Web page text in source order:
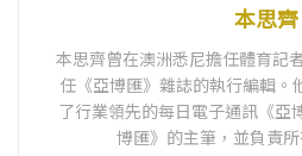
本思齊
本思齊曾在澳洲悉尼擔任體育記
任《亞博匯》雜誌的執行編輯。
了行業領先的每日電子通訊《亞
博匯》的主筆，並負責